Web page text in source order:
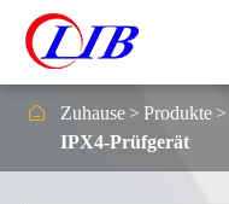
 Zuhause Produkte
IPX4-Prüfgerät